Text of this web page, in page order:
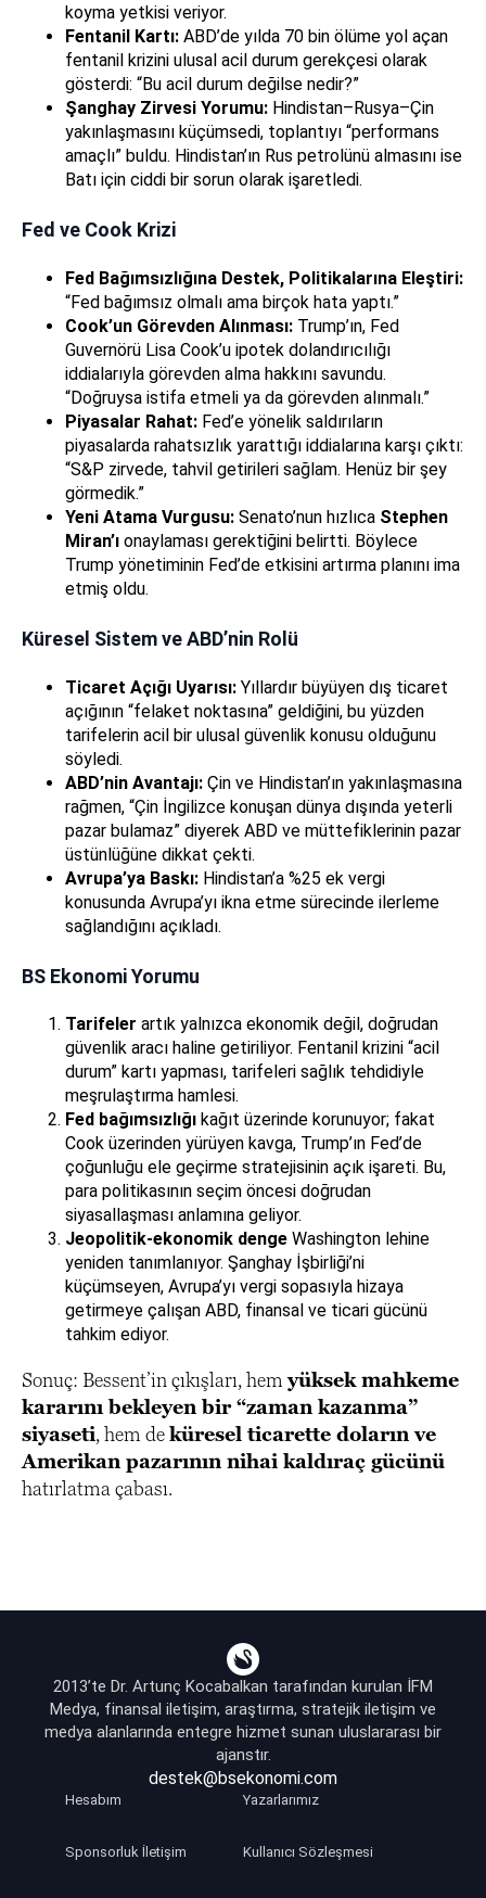
koyma yetkisi veriyor.
Fentanil Kartı: ABD’de yılda 70 bin ölüme yol açan
fentanil krizini ulusal acil durum gerekçesi olarak
gösterdi: “Bu acil durum değilse nedir?”
Şanghay Zirvesi Yorumu: Hindistan–Rusya–Çin
yakınlaşmasını küçümsedi, toplantıyı “performans
amaçlı” buldu. Hindistan’ın Rus petrolünü almasını ise
Batı için ciddi bir sorun olarak işaretledi.
Fed ve Cook Krizi
Fed Bağımsızlığına Destek, Politikalarına Eleştiri:
“Fed bağımsız olmalı ama birçok hata yaptı.”
Cook’un Görevden Alınması: Trump’ın, Fed
Guvernörü Lisa Cook’u ipotek dolandırıcılığı
iddialarıyla görevden alma hakkını savundu.
“Doğruysa istifa etmeli ya da görevden alınmalı.”
Piyasalar Rahat: Fed’e yönelik saldırıların
piyasalarda rahatsızlık yarattığı iddialarına karşı çıktı:
“S&P zirvede, tahvil getirileri sağlam. Henüz bir şey
görmedik.”
Yeni Atama Vurgusu: Senato’nun hızlıca Stephen
Miran’ı onaylaması gerektiğini belirtti. Böylece
Trump yönetiminin Fed’de etkisini artırma planını ima
etmiş oldu.
Küresel Sistem ve ABD’nin Rolü
Ticaret Açığı Uyarısı: Yıllardır büyüyen dış ticaret
açığının “felaket noktasına” geldiğini, bu yüzden
tarifelerin acil bir ulusal güvenlik konusu olduğunu
söyledi.
ABD’nin Avantajı: Çin ve Hindistan’ın yakınlaşmasına
rağmen, “Çin İngilizce konuşan dünya dışında yeterli
pazar bulamaz” diyerek ABD ve müttefiklerinin pazar
üstünlüğüne dikkat çekti.
Avrupa’ya Baskı: Hindistan’a %25 ek vergi
konusunda Avrupa’yı ikna etme sürecinde ilerleme
sağlandığını açıkladı.
BS Ekonomi Yorumu
Tarifeler artık yalnızca ekonomik değil, doğrudan
güvenlik aracı haline getiriliyor. Fentanil krizini “acil
durum” kartı yapması, tarifeleri sağlık tehdidiyle
meşrulaştırma hamlesi.
Fed bağımsızlığı kağıt üzerinde korunuyor; fakat
Cook üzerinden yürüyen kavga, Trump’ın Fed’de
çoğunluğu ele geçirme stratejisinin açık işareti. Bu,
para politikasının seçim öncesi doğrudan
siyasallaşması anlamına geliyor.
Jeopolitik-ekonomik denge Washington lehine
yeniden tanımlanıyor. Şanghay İşbirliği’ni
küçümseyen, Avrupa’yı vergi sopasıyla hizaya
getirmeye çalışan ABD, finansal ve ticari gücünü
tahkim ediyor.
Sonuç: Bessent’in çıkışları, hemyüksek mahkeme
kararını bekleyen bir “zaman kazanma”
siyaseti, hem deküresel ticarette doların ve
Amerikan pazarının nihai kaldıraç gücünü
hatırlatma çabası.
2013’te Dr. Artunç Kocabalkan tarafından kurulan İFM
Medya, finansal iletişim, araştırma, stratejik iletişim ve
medya alanlarında entegre hizmet sunan uluslararası bir
ajanstır.
destek@bsekonomi.com
Hesabım Yazarlarımız
Sponsorluk İletişim Kullanıcı Sözleşmesi